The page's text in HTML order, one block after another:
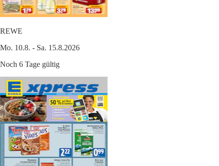
REWE
Mo. 10.8. - Sa. 15.8.2026
Noch 6 Tage gültig